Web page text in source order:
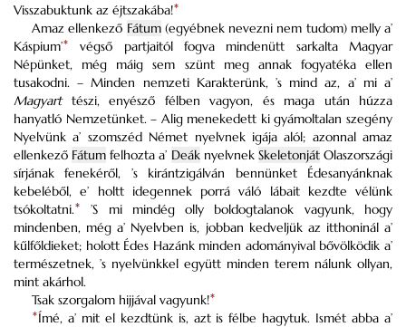
Visszabuktunk az éjtszakába!*
Amaz ellenkező Fátum(egyébnek nevezni nem tudom) melly a’
Káspium’*
végső partjaitól fogva mindenütt sarkalta Magyar
Népünket, még máig sem szünt meg annak fogyatéka ellen
tusakodni. – Minden nemzeti Karakterünk, ’s mind az, a’ mi a’
Magyarttészi, enyésző félben vagyon, és maga után húzza
hanyatló Nemzetünket. – Alig menekedett ki gyámoltalan szegény
Nyelvünk a’ szomszéd Német nyelvnek igája alól; azonnal amaz
ellenkező Fátum felhozta a’ Deáknyelvnek SkeletonjátOlaszországi
sírjának fenekéről, ’s kirántzigálván bennünket Édesanyánknak
kebeléből, e’ holtt idegennek porrá váló lábait kezdte vélünk
tsókoltatni.*
’S mi mindég olly boldogtalanok vagyunk, hogy
mindenben, még a’ Nyelvben is, jobban kedveljük az itthoninál a’
kűlfőldieket; holott Édes Hazánk minden adományival bővölködik a’
természetnek, ’s nyelvünkkel együtt minden terem nálunk ollyan,
mint akárhol.
Tsak szorgalom hijjával vagyunk!*
*Ímé, a’ mit el kezdtünk is, azt is félbe hagytuk. Ismét abba a’